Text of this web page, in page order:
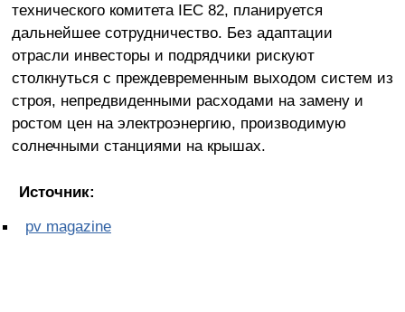
технического комитета IEC 82, планируется
дальнейшее сотрудничество. Без адаптации
отрасли инвесторы и подрядчики рискуют
столкнуться с преждевременным выходом систем из
строя, непредвиденными расходами на замену и
ростом цен на электроэнергию, производимую
солнечными станциями на крышах.
Источник:
pv magazine